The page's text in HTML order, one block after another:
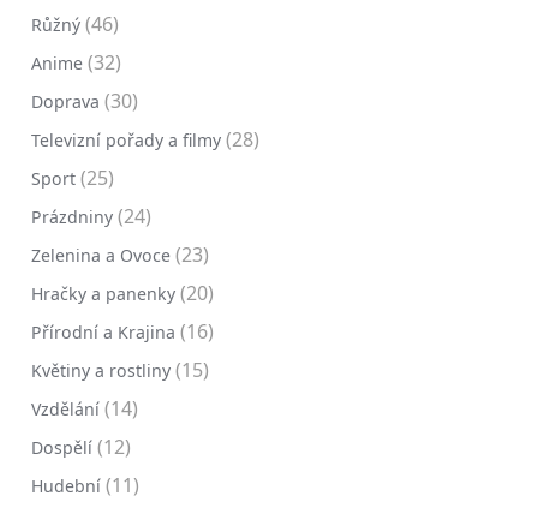
Růžný (46)
Anime (32)
Doprava (30)
Televizní pořady a filmy (28)
Sport (25)
Prázdniny (24)
Zelenina a Ovoce (23)
Hračky a panenky (20)
Přírodní a Krajina (16)
Květiny a rostliny (15)
Vzdělání (14)
Dospělí (12)
Hudební (11)